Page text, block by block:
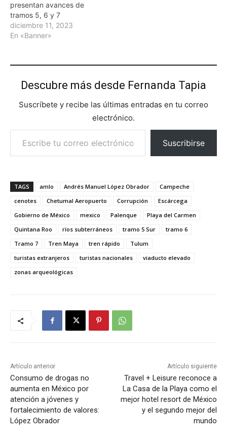
presentan avances de
tramos 5, 6 y 7
diciembre 11, 2023
En «Banner»
Descubre más desde Fernanda Tapia
Suscríbete y recibe las últimas entradas en tu correo
electrónico.
Escribe tu correo electrónico…
Suscribirse
TAGS amlo Andrés Manuel López Obrador
Campeche
cenotes
Chetumal Aeropuerto Corrupción
Escárcega
Gobierno de México
mexico Palenque
Playa del Carmen
Quintana Roo
ríos subterráneos tramo 5 Sur
tramo 6
Tramo 7
Tren Maya tren rápido
Tulum
turistas extranjeros
turistas nacionales
viaducto elevado
zonas arqueológicas
Artículo anterior
Consumo de drogas no
aumenta en México por
atención a jóvenes y
fortalecimiento de valores:
López Obrador
Artículo siguiente
Travel + Leisure reconoce a
La Casa de la Playa como el
mejor hotel resort de México
y el segundo mejor del
mundo